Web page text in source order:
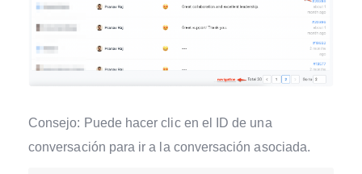
Consejo: Puede hacer clic en el ID de una
conversación para ir a la conversación asociada.